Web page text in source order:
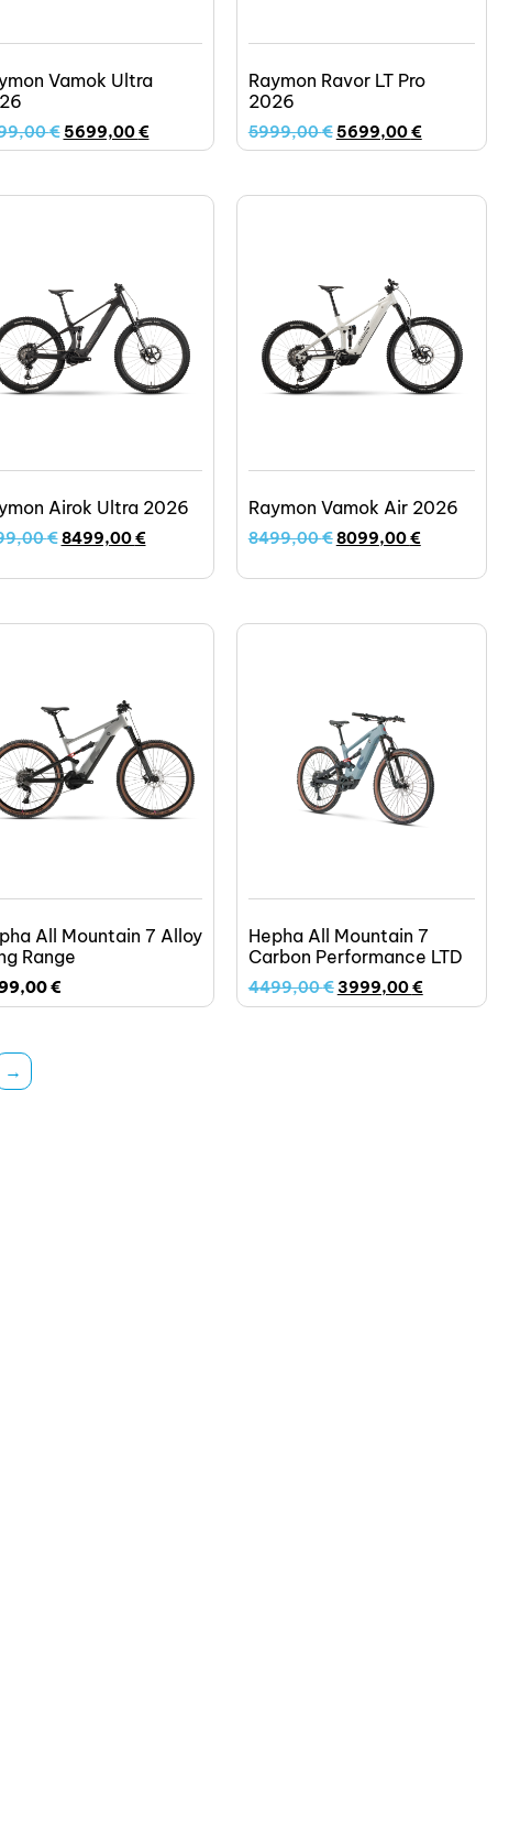
Vamok Ultra
€ 5699,00€
Raymon Ravor LT Pro
2026
5999,00€ 5699,00€
Airok Ultra 2026
€8499,00€
Raymon Vamok Air 2026
8499,00€8099,00€
All Mountain 7 Alloy
Range
€
Hepha All Mountain 7
Carbon Performance LTD
4499,00€ 3999,00€
→